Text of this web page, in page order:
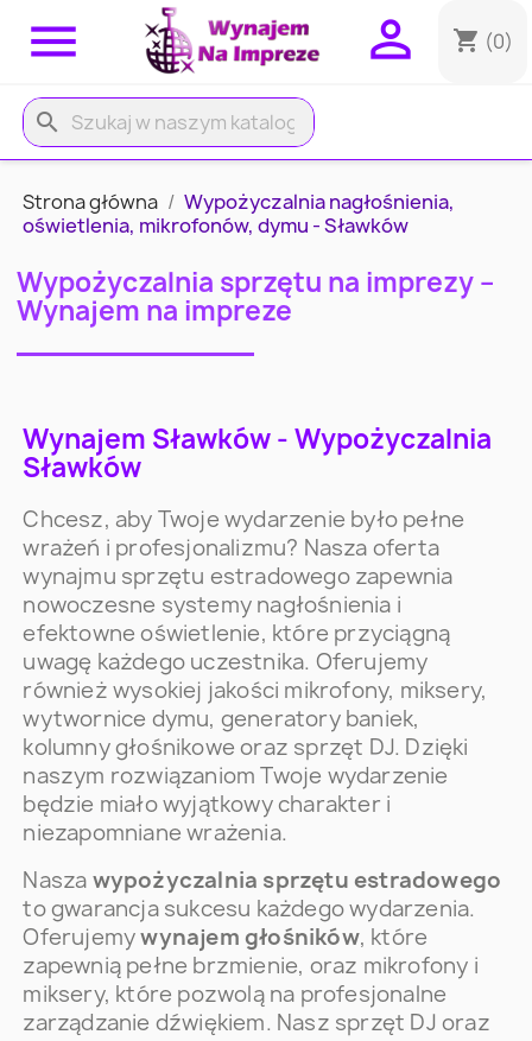
 shopping_cart (0)

search
Strona główna
Wypożyczalnia nagłośnienia,
oświetlenia, mikrofonów, dymu - Sławków
Wypożyczalnia sprzętu na imprezy –
Wynajem na impreze
Wynajem Sławków - Wypożyczalnia
Sławków
Chcesz, aby Twoje wydarzenie było pełne
wrażeń i profesjonalizmu? Nasza oferta
wynajmu sprzętu estradowego zapewnia
nowoczesne systemy nagłośnienia i
efektowne oświetlenie, które przyciągną
uwagę każdego uczestnika. Oferujemy
również wysokiej jakości mikrofony, miksery,
wytwornice dymu, generatory baniek,
kolumny głośnikowe oraz sprzęt DJ. Dzięki
naszym rozwiązaniom Twoje wydarzenie
będzie miało wyjątkowy charakter i
niezapomniane wrażenia.
Nasza wypożyczalnia sprzętu estradowego
to gwarancja sukcesu każdego wydarzenia.
Oferujemywynajem głośników, które
zapewnią pełne brzmienie, oraz mikrofony i
miksery, które pozwolą na profesjonalne
zarządzanie dźwiękiem. Nasz sprzęt DJ oraz